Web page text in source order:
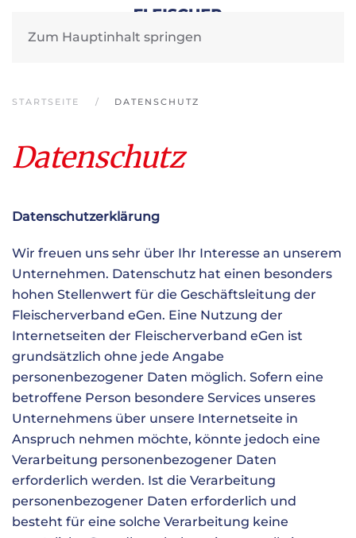
Zum Hauptinhalt springen
STARTSEITE DATENSCHUTZ
Datenschutz
Datenschutzerklärung
Wir freuen uns sehr über Ihr Interesse an unserem
Unternehmen. Datenschutz hat einen besonders
hohen Stellenwert für die Geschäftsleitung der
Fleischerverband eGen. Eine Nutzung der
Internetseiten der Fleischerverband eGen ist
grundsätzlich ohne jede Angabe
personenbezogener Daten möglich. Sofern eine
betroffene Person besondere Services unseres
Unternehmens über unsere Internetseite in
Anspruch nehmen möchte, könnte jedoch eine
Verarbeitung personenbezogener Daten
erforderlich werden. Ist die Verarbeitung
personenbezogener Daten erforderlich und
besteht für eine solche Verarbeitung keine